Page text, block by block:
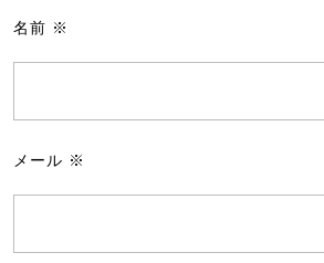
名前 ※
メール ※